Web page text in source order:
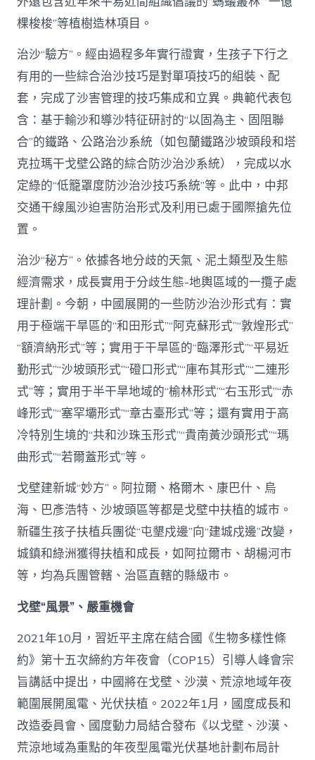
棵梭梭”等植樹造林項目。
治沙“驗方”。經由過程多年實行證實，生孩子下行之
有用的一些綜合治沙技巧是對單項技巧的組裝、配
套，完成了沙害管理的技巧集成和立異。典範代表包
含：基于輸沙和導沙特征研討的“以固為主、固阻聯
合”的鐵路、公路治沙系統（如包蘭鐵路沙坡頭段和塔
克拉瑪干戈壁公路的綜合防沙治沙系統），完成以水
定綠的“低籠罩度防沙治沙技巧系統”等。此中，中邦
交通干線風沙迫害防治形式及利用已處于國際搶先位
置。
治沙“秘方”。依據各地分歧的天氣、泥土類型及生態
經濟需求，成長實用于分歧生態-地輿區域的一攬子處
理計劃。今朝，中國展開的一些防沙治沙形式有：實
用于極端干旱區的“和田形式”“阿克蘇形式”“敦煌形式”
“額濟納形式”等；實用于干旱區的“臨澤形式”“平易近
勤形式”“沙坡頭形式”“磴口形式”“庫布其形式”“二連形
式”等；實用于半干旱地域的“榆林形式”“右玉形式”“赤
峰形式”“塞罕壩形式”“章古臺形式”等；還有實用于高
冷特別生境的“共和沙珠玉形式”“貴南黃沙頭形式”“瑪
曲形式”“若爾蓋形式”等。
戈壁建新城“妙方”。阿拉爾、格爾木、康巴什、烏
海、巴彥浩特、沙坡頭區等都是戈壁中扶植的城市。
新疆生孩子扶植兵團從“屯墾戍邊”向“建城戍邊”改變，
城鎮和綠洲獲得扶植和成長，如阿拉爾市、胡楊河市
等，均為兵團管轄、治區直轄的縣級市。
戈壁“風景”、嚴重機會
2021年10月，習近平主席在結合國《生物多樣性條
約》第十五次締約方年夜會（COP15）引導人峰會宗
旨講話中提出，中國將在戈壁、沙漠、荒涼地域年夜
範圍展開風電、光伏扶植。2022年1月，國度成長和
改造委員會、國度動力局結合發布《以戈壁、沙漠、
荒涼地域為重點的年夜型風電光伏基地計劃布局計